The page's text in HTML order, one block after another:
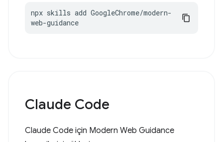
npx skills add GoogleChrome/modern-
web-guidance
Claude Code
Claude Code için Modern Web Guidance